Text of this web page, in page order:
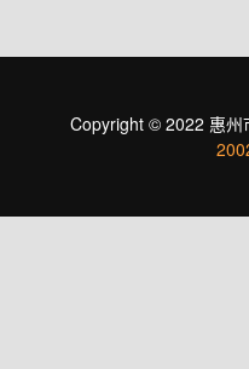
Copyright © 2022 惠州